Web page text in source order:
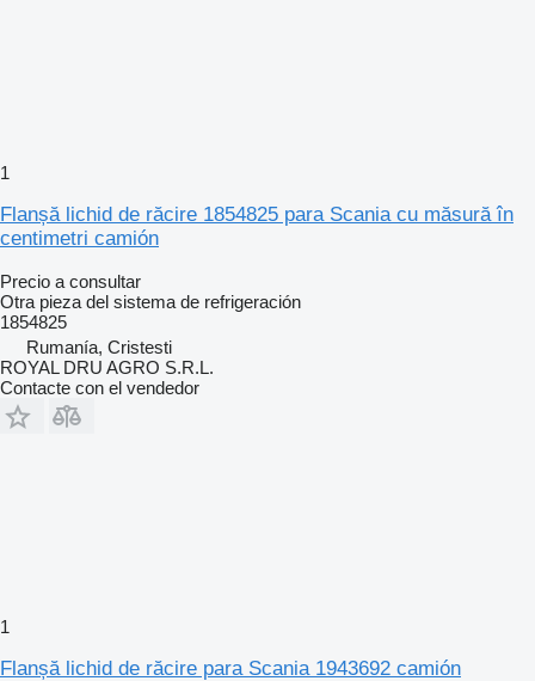
1
Flanșă lichid de răcire 1854825 para Scania cu măsură în
centimetri camión
Precio a consultar
Otra pieza del sistema de refrigeración
1854825
Rumanía, Cristesti
ROYAL DRU AGRO S.R.L.
Contacte con el vendedor
1
Flanșă lichid de răcire para Scania 1943692 camión